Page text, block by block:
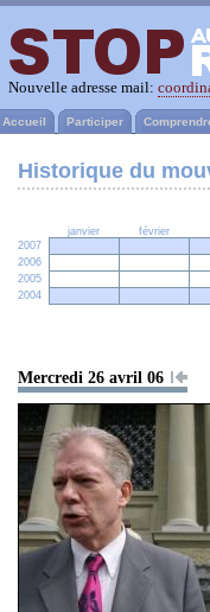
Nouvelle adresse mail:
Accueil Participer
Historique du
janvier février
2007
2006
2005
2004
Mercredi 26 avril 06